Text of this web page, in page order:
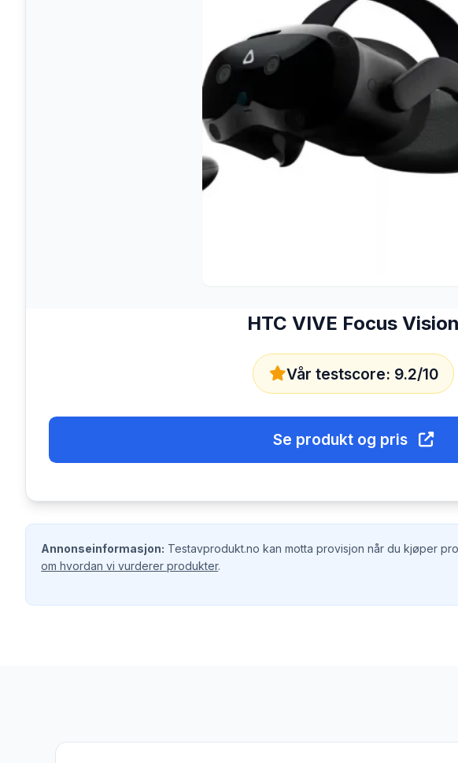
HTC VIVE Focus Vision
Vår testscore: 9.2/10
Se produkt og pris
Annonseinformasjon: Testavprodukt.no kan motta provisjon når du kjøper
om hvordan vi vurderer produkter.